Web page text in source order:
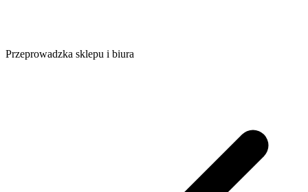
Przeprowadzka sklepu i biura